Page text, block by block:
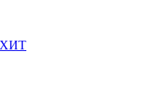
ХИТ